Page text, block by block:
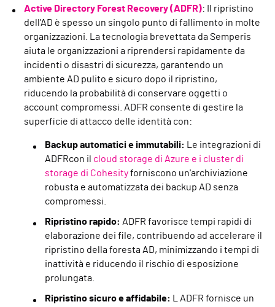
Active Directory Forest Recovery (ADFR): Il ripristino
dell'AD è spesso un singolo punto di fallimento in molte
organizzazioni. La tecnologia brevettata da Semperis
aiuta le organizzazioni a riprendersi rapidamente da
incidenti o disastri di sicurezza, garantendo un
ambiente AD pulito e sicuro dopo il ripristino,
riducendo la probabilità di conservare oggetti o
account compromessi. ADFR consente di gestire la
superficie di attacco delle identità con:
Backup automatici e immutabili:
Le integrazioni di
ADFRcon il cloud storage di Azure e i cluster di
storage di Cohesityforniscono un'archiviazione
robusta e automatizzata dei backup AD senza
compromessi.
Ripristino rapido: ADFR favorisce tempi rapidi di
elaborazione dei file, contribuendo ad accelerare il
ripristino della foresta AD, minimizzando i tempi di
inattività e riducendo il rischio di esposizione
prolungata.
Ripristino sicuro e affidabile:
L ADFR fornisce un